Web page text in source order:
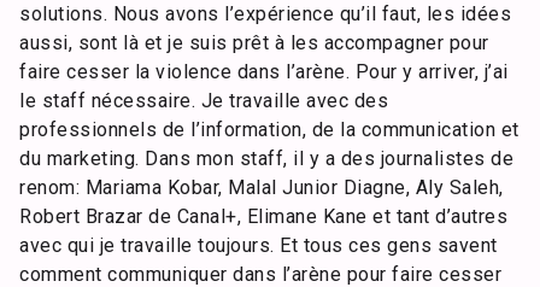
solutions. Nous avons l’expérience qu’il faut, les idées
aussi, sont là et je suis prêt à les accompagner pour
faire cesser la violence dans l’arène. Pour y arriver, j’ai
le staff nécessaire. Je travaille avec des
professionnels de l’information, de la communication et
du marketing. Dans mon staff, il y a des journalistes de
renom: Mariama Kobar, Malal Junior Diagne, Aly Saleh,
Robert Brazar de Canal+, Elimane Kane et tant d’autres
avec qui je travaille toujours. Et tous ces gens savent
comment communiquer dans l’arène pour faire cesser